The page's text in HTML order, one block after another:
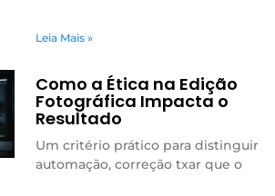
Leia Mais »
Como a Ética na Edição
Fotográfica Impacta o
Resultado
Um critério prático para distinguir
automação, correção txar que o